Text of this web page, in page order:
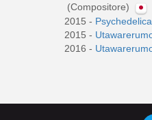
(Compositore)
2015 -
2015 -
2016 -